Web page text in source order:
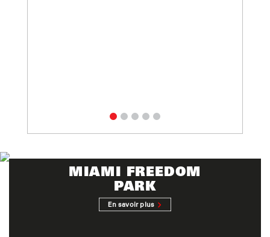
MIAMI FREEDOM
PARK
En savoir plus